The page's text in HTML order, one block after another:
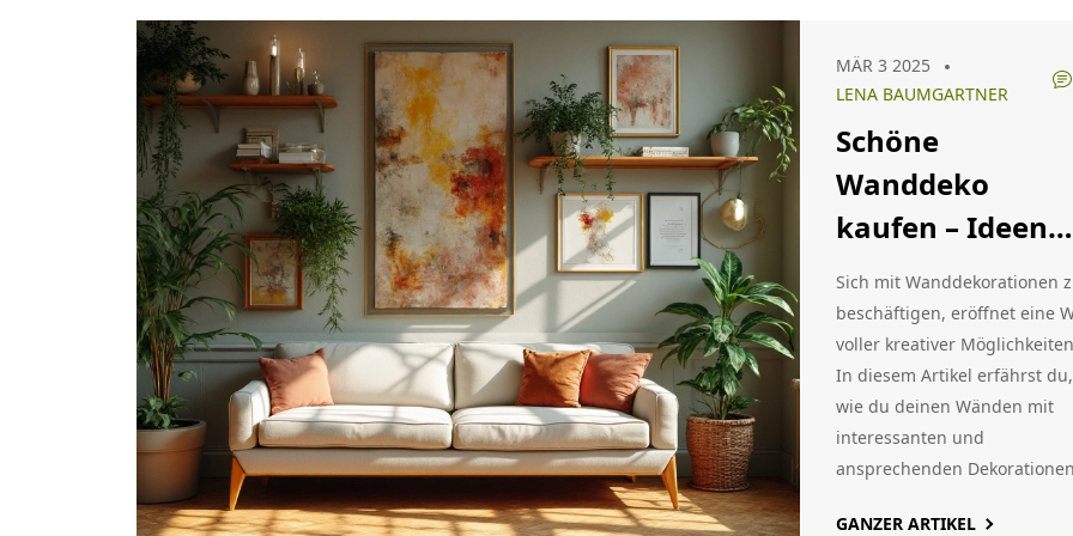
von Homary helfen können,
stilvolles und funktionales
Wohnzimmer zu gestalten.
machen die Wahl des TV-
oder der Halterung zum
MÄR 3 2025
LENA BAUMGARTNER
Schöne
Wanddeko
kaufen – Ideen
und Tipps
Sich mit Wanddekorationen
beschäftigen, eröffnet eine
voller kreativer
In diesem Artikel erfährst du,
wie du deinen Wänden mit
interessanten und
ansprechenden Dekorationen
Entdecke innovative Ideen, um
GANZER ARTIKEL